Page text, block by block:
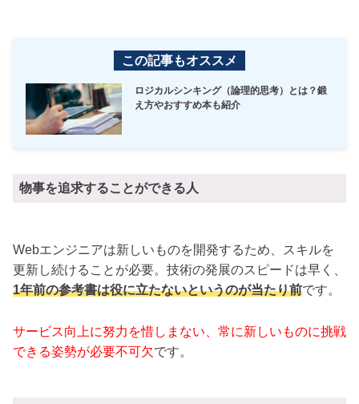
この記事もオススメ
ロジカルシンキング（論理的思考）とは？鍛
え方やおすすめ本も紹介
物事を追求することができる人
Webエンジニアは新しいものを開発するため、スキルを
更新し続けることが必要。技術の発展のスピードは早く、
1年前の参考書は役に立たないというのが当たり前です。
サービス向上に努力を惜しまない、常に新しいものに挑戦
できる姿勢が必要不可欠です。